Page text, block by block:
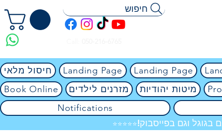
חיפוש
Landing Page
Landing Page
חיסול מלאי
מיטות יהודיות מזרנים לילדים
Book Online
Notifications
בגוגל וגם בפייסבוק!⭐⭐⭐⭐⭐